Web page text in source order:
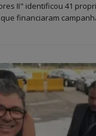
II" identificou 41
financiaram